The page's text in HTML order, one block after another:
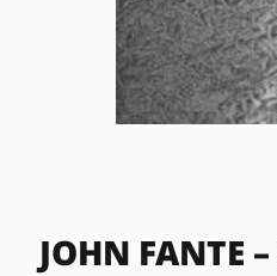
JOHN FANTE –